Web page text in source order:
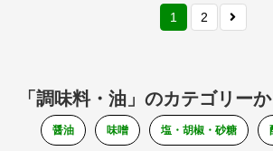
1 2
「調味料・油」のカテゴリー
醤油 味噌 塩・胡椒・砂糖